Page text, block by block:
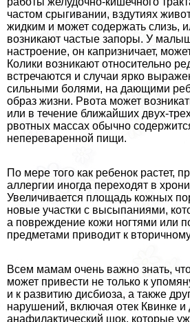
частом срыгивании, вздутиях
жидким и может содержать слизь,
возникают частые запоры. У
настроение, он капризничает,
Колики возникают относительно
встречаются и случаи ярко
сильными болями, на дающими
образ жизни. Рвота может
или в течение ближайших двух-
рвотных массах обычно
непереваренной пищи.
По мере того как ребенок растет,
аллергии иногда переходят в
Увеличивается площадь кожных
новые участки с высыпаниями,
а повреждение кожи ногтями или
предметами приводит к
Всем мамам очень важно знать,
может привести не только к
и к развитию дисбиоза, а также
нарушений, включая отек Квинке и
анафилактический шок, которые